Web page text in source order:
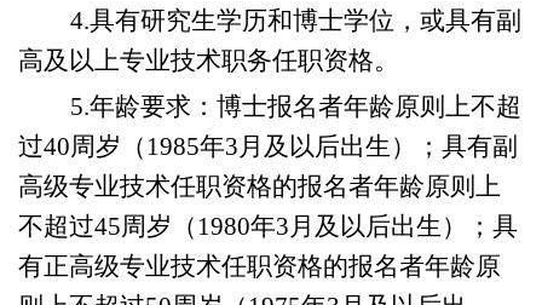
4.具有研究生学历和博士学位 ， 或具有副
高及以上专业技术职务任职资格。
5.年龄要求：博士报名者年龄原则上不超
过40周岁（1985年3月及以后出生）；具有副
高级专业技术任职资格的报名者年龄原则上
不超过45周岁（1980年3月及以后出生）；具
有正高级专业技术任职资格的报名者年龄原